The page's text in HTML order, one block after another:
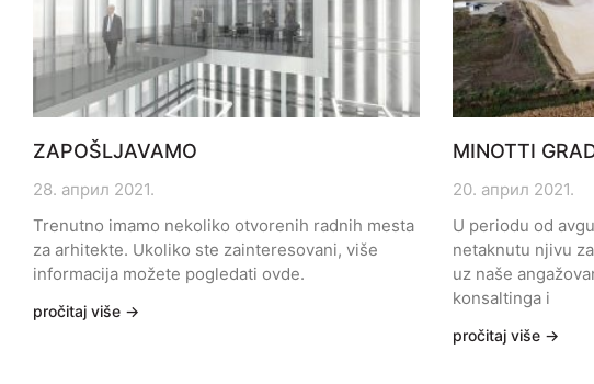
ZAPOŠLJAVAMO
28. април 2021.
Trenutno imamo nekoliko otvorenih radnih mesta
za arhitekte. Ukoliko ste zainteresovani, više
informacija možete pogledati ovde.
pročitaj više →
MINOTTI
20. април 2021.
U periodu od
netaknutu njivu
uz naše
konsaltinga i
pročitaj više →